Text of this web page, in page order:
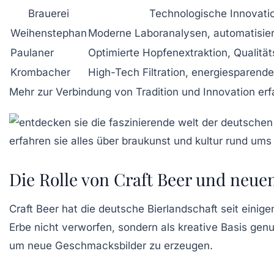
Brauerei
Technologische
Weihenstephan Moderne Laboranalysen,
Paulaner
Optimierte Hopfenextraktion,
Krombacher
High-Tech Filtration,
Mehr zur Verbindung von Tradition und Innovation
Die Rolle von Craft Beer und
Craft Beer hat die deutsche Bierlandschaft seit
Erbe nicht verworfen, sondern als kreative Basis
um neue Geschmacksbilder zu erzeugen.